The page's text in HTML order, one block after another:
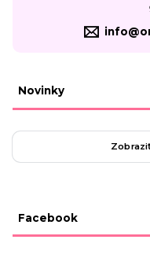
Novinky
Facebook